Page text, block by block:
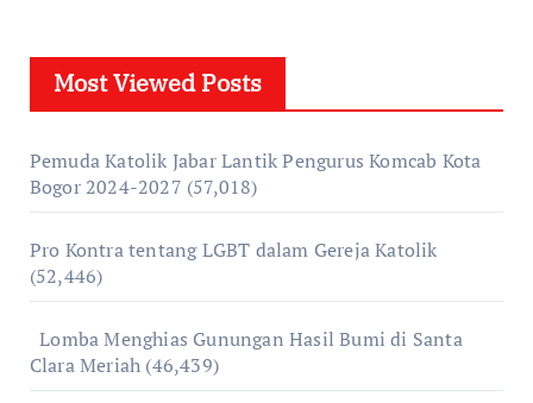
Most Viewed Posts
Pemuda Katolik Jabar Lantik Pengurus Komcab Kota
Bogor 2024-2027 (57,018)
Pro Kontra tentang LGBT dalam Gereja Katolik
(52,446)
Lomba Menghias Gunungan Hasil Bumi di Santa
Clara Meriah (46,439)